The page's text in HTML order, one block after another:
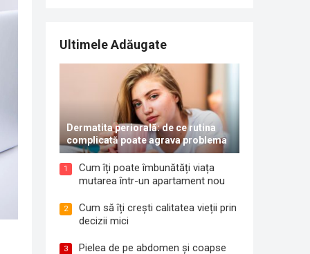
Ultimele Adăugate
Dermatita periorală: de ce rutina
complicată poate agrava problema
1
Cum îți poate îmbunătăți viața
mutarea într-un apartament nou
2
Cum să îți crești calitatea vieții prin
decizii mici
3
Pielea de pe abdomen și coapse